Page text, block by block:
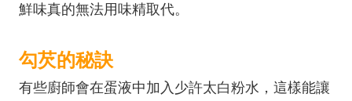
鮮味真的無法用味精取代。
勾芡的秘訣
有些廚師會在蛋液中加入少許太白粉水，這樣能讓